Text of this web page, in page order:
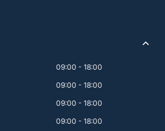
09:00 - 18:00
09:00 - 18:00
09:00 - 18:00
09:00 - 18:00